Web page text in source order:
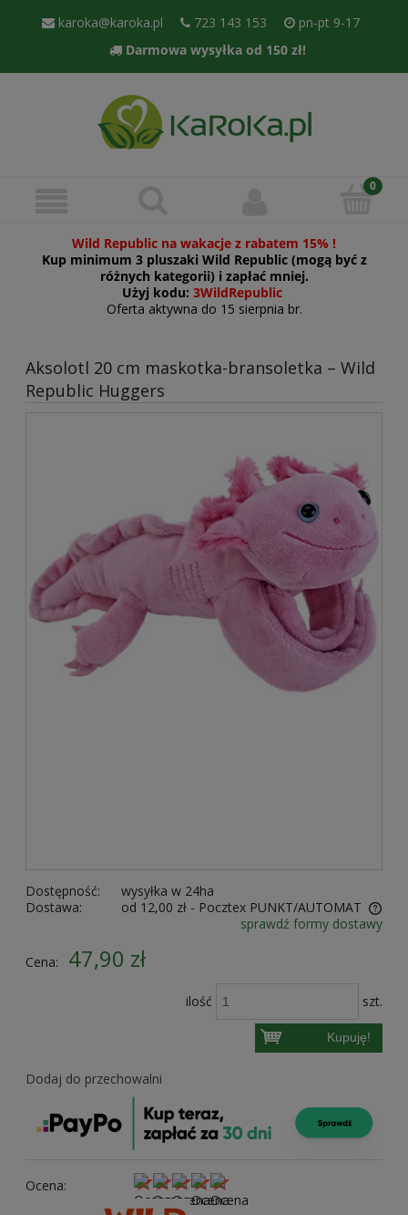
karoka@karoka.pl 723 143 153
pn-pt 9-17
Darmowa wysyłka od 150 zł!
Wild Republic na wakacje z rabatem 15% !
Kup minimum 3 pluszaki Wild Republic (mogą być z
różnych kategorii) i zapłać mniej.
Użyj kodu: 3WildRepublic
Oferta aktywna do 15 sierpnia br.
Aksolotl 20 cm maskotka-bransoletka – Wild
Republic Huggers
Dostępność:
wysyłka w 24ha
Dostawa:
od 12,00 zł - Pocztex PUNKT/AUTOMAT
Cena nie zawiera ewentualnych kosztów płatności
sprawdź formy dostawy
Cena: 47,90 zł
ilość szt.
Kupuję!
Dodaj do przechowalni
Ocena: